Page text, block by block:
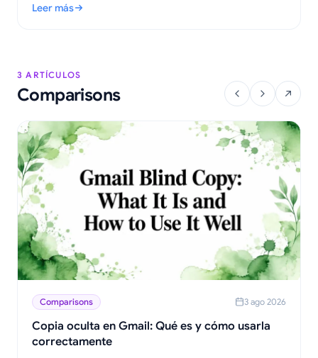
electrónicos rastreados correctamente en 2026.
Leer más
: Cumplimiento de GDPR para el correo electrónico en Gmail:
3 ARTÍCULOS
Comparisons
Comparisons 3 ago 2026
Copia oculta en Gmail: Qué es y cómo usarla
correctamente